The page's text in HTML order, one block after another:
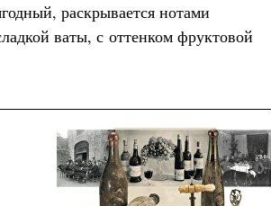
раскрывается нотами
ваты, с оттенком фруктовой